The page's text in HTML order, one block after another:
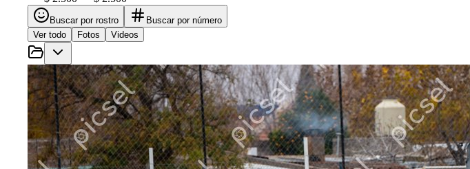
Buscar por rostro
Buscar por número
Ver todo
Fotos Videos